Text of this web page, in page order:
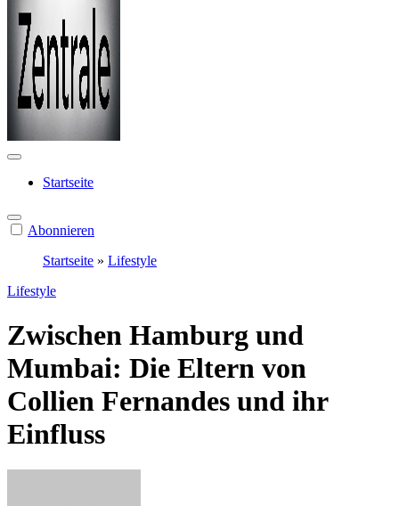
die bekanntesten Persönlichkeiten – Privatleben, Karriere,
Startseite
Abonnieren
Startseite » Lifestyle
Lifestyle
Zwischen Hamburg und
Mumbai: Die Eltern von
Collien Fernandes und ihr
Einfluss